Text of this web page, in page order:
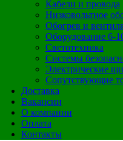
Кабели и провода
Низковольтное
Обогрев и
Оборудование 6-
Светотехника
Системы
Электрические
Сопутствующие
Доставка
Вакансии
О компании
Оплата
Контакты